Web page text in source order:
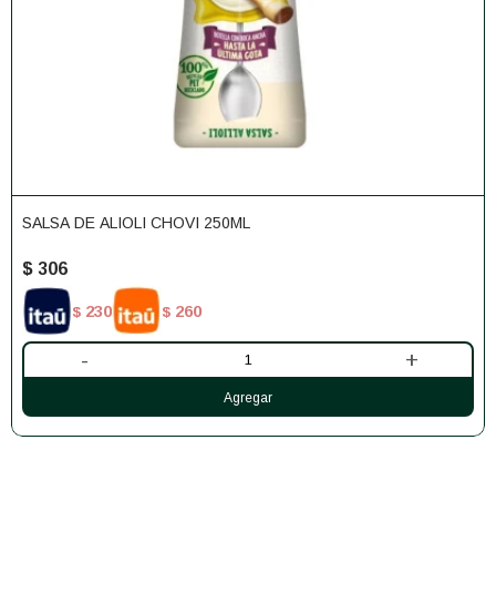
SALSA DE ALIOLI CHOVI 250ML
$ 306
$ 230 $ 260
- +